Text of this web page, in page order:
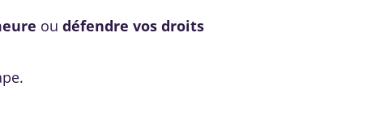
ou défendre vos droits